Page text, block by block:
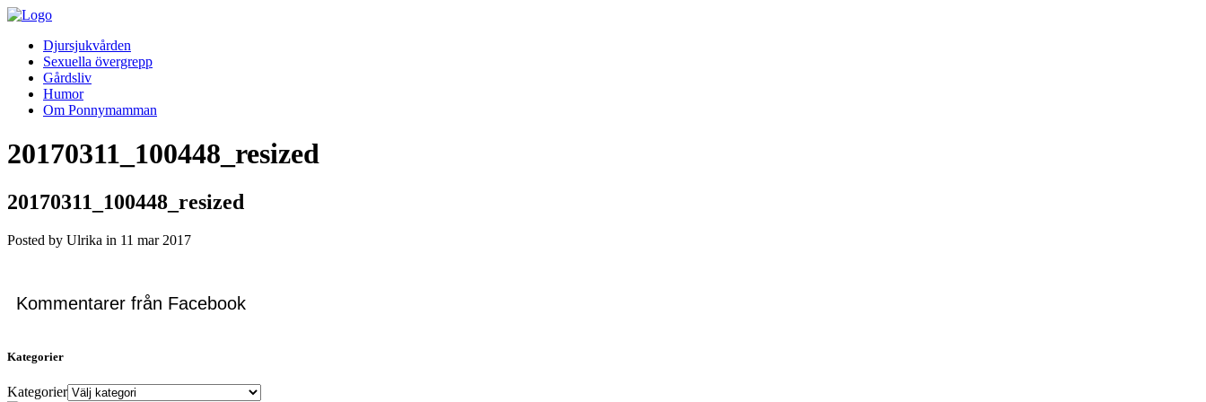
Djursjukvården
Sexuella övergrepp
Gårdsliv
Humor
Om Ponnymamman
20170311_100448_resized
20170311_100448_resized
Posted by Ulrika in 11 mar 2017
Kommentarer från Facebook
Kategorier
Kategorier